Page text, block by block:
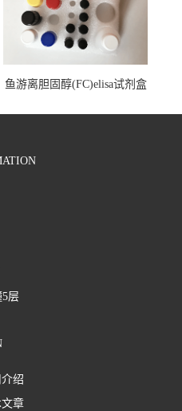
鱼游离胆固醇(FC)elisa试剂盒
5层
绍
章